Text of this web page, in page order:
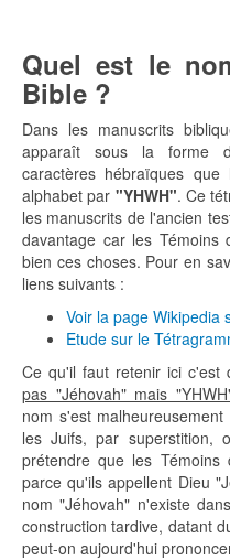
Quel est le
Bible ?
Dans les manuscrits
apparaît sous la forme
caractères hébraïques
alphabet par "YHWH". Ce
les manuscrits de l'ancien
davantage car les Témoins
bien ces choses. Pour en
liens suivants :
Voir la page Wikipedia
Etude sur le
Ce qu'il faut retenir ici c'est
pas "Jéhovah" mais
nom s'est
les Juifs, par superstition,
prétendre que les
parce qu'ils appellent Dieu
nom "Jéhovah" n'existe
construction tardive, datant
peut-on aujourd'hui